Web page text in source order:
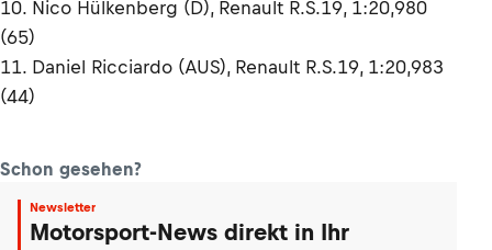
10. Nico Hülkenberg (D), Renault R.S.19, 1:20,980
(65)
11. Daniel Ricciardo (AUS), Renault R.S.19, 1:20,983
(44)
Schon gesehen?
Newsletter
Motorsport-News direkt in Ihr